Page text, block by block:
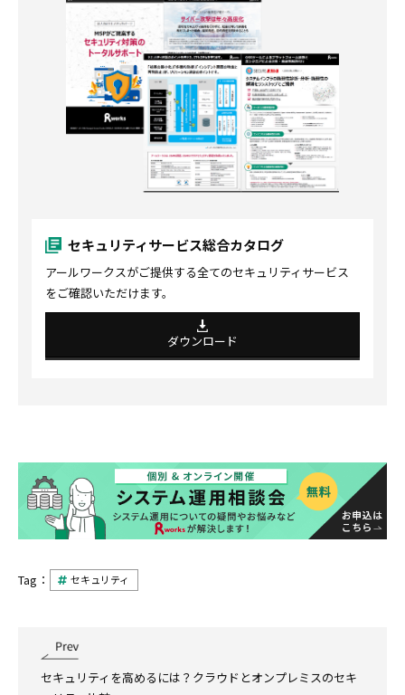
セキュリティサービス総合カタログ
アールワークスがご提供する全てのセキュリティサービス
をご確認いただけます。
ダウンロード
Tag： セキュリティ
セキュリティを高めるには？クラウドとオンプレミスのセキ